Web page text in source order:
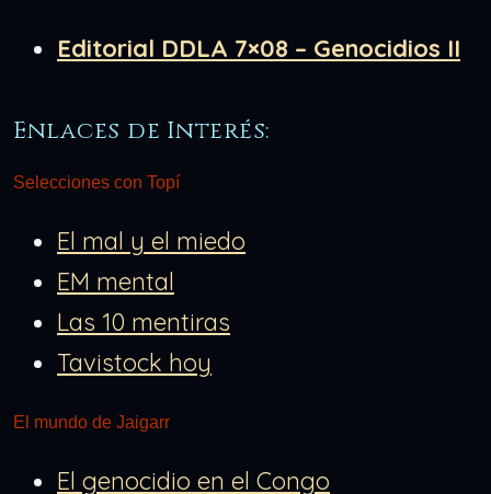
Editorial DDLA 7×08 – Genocidios II
Enlaces de Interés:
Selecciones con Topí
El mal y el miedo
EM mental
Las 10 mentiras
Tavistock hoy
El mundo de Jaigarr
El genocidio en el Congo